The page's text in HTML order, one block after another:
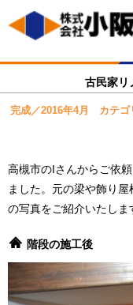
古民家リ
完成／2016年4月 カテゴ
高槻市のIさんからご依
ました。元の梁や飾り
の写真をご紹介いたしま
階段の施工後